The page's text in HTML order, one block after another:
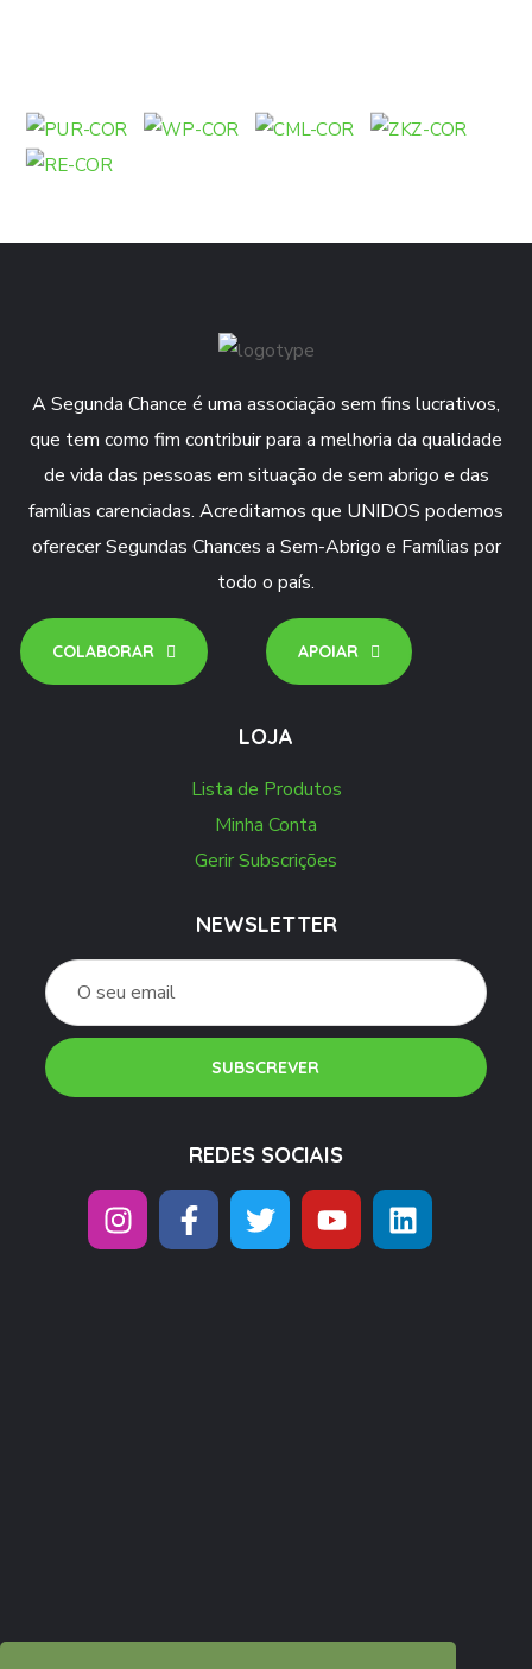
A Segunda Chance é uma associação sem fins lucrativos,
que tem como fim contribuir para a melhoria da qualidade
de vida das pessoas em situação de sem abrigo e das
famílias carenciadas. Acreditamos que UNIDOS podemos
oferecer Segundas Chances a Sem-Abrigo e Famílias por
todo o país.
COLABORAR APOIAR
LOJA
Lista de Produtos
Minha Conta
Gerir Subscrições
NEWSLETTER
REDES SOCIAIS